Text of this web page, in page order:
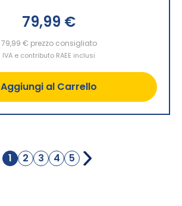
79,99 €
79,99 € prezzo consigliato
IVA e contributo RAEE inclusi
Aggiungi al Carrello
Pagina
Attualmente
1 Pagina
2 Pagina
3 Pagina
4 Pagina
5